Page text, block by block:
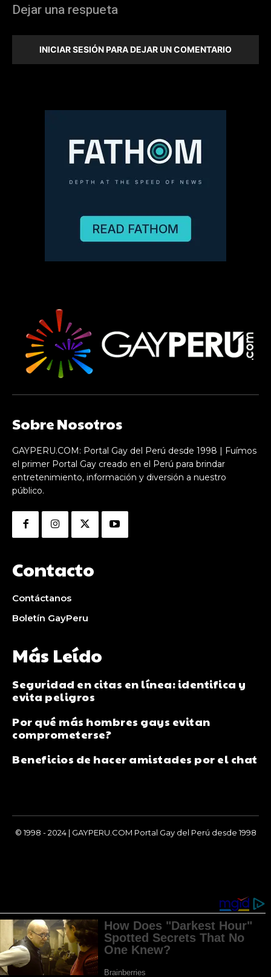
Dejar una respueta
INICIAR SESIÓN PARA DEJAR UN COMENTARIO
Sobre Nosotros
GAYPERU.COM: Portal Gay del Perú desde 1998 | Fuímos
el primer Portal Gay creado en el Perú para brindar
entretenimiento, información y diversión a nuestro
público.
Contacto
Contáctanos
Boletín GayPeru
Más Leído
Seguridad en citas en línea: identifica y
evita peligros
Por qué más hombres gays evitan
comprometerse?
Beneficios de hacer amistades por el chat
© 1998 - 2024 | GAYPERU.COM Portal Gay del Perú desde 1998